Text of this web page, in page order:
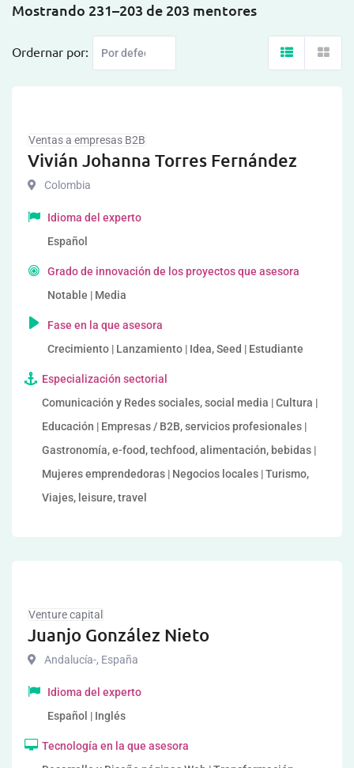
Mostrando 231–203 de 203 mentores
Ordernar por:
Ventas a empresas B2B
Vivián Johanna Torres Fernández
Colombia
Idioma del experto
Español
Grado de innovación de los proyectos que asesora
Notable | Media
Fase en la que asesora
Crecimiento | Lanzamiento | Idea, Seed | Estudiante
Especialización sectorial
Comunicación y Redes sociales, social media | Cultura |
Educación | Empresas / B2B, servicios profesionales |
Gastronomía, e-food, techfood, alimentación, bebidas |
Mujeres emprendedoras | Negocios locales | Turismo,
Viajes, leisure, travel
Venture capital
Juanjo González Nieto
Andalucía-, España
Idioma del experto
Español | Inglés
Tecnología en la que asesora